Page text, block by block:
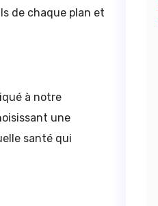
de chaque plan et
à notre
une
santé qui